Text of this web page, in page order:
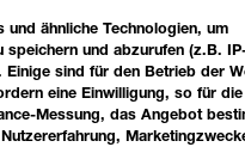
2 3
Slide 4
WIMPERN!
ähnliche Technologien, um
speichern und abzurufen (z.B.
sind für den Betrieb der
eine Einwilligung, so für die
Messung, das Angebot